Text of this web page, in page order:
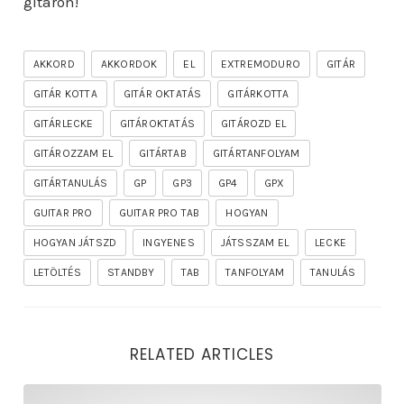
AKKORD AKKORDOK EL EXTREMODURO GITÁR
GITÁR KOTTA GITÁR OKTATÁS GITÁRKOTTA
GITÁRLECKE GITÁROKTATÁS GITÁROZD EL
GITÁROZZAM EL GITÁRTAB GITÁRTANFOLYAM
GITÁRTANULÁS GP GP3 GP4 GPX
GUITAR PRO GUITAR PRO TAB HOGYAN
HOGYAN JÁTSZD INGYENES JÁTSSZAM EL LECKE
LETÖLTÉS STANDBY TAB TANFOLYAM TANULÁS
RELATED ARTICLES